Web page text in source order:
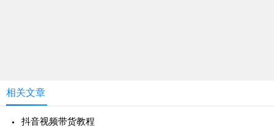
相关文章
抖音视频带货教程